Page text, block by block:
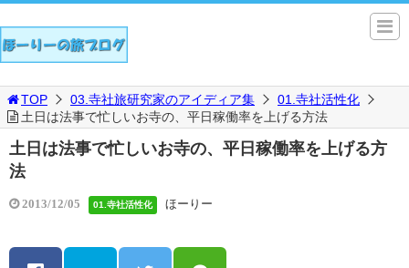
TOP 03.寺社旅研究家のアイディア集
01.寺社活性化
土日は法事で忙しいお寺の、平日稼働率を上げる方法
土日は法事で忙しいお寺の、平日稼働率を上げる方
法
2013/12/05 01.寺社活性化 ほーりー